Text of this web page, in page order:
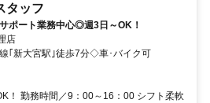
タッフ
ポート業務中心◎週3日～OK！
店
｢新大宮駅｣徒歩7分◇車･バイク可
！ 勤務時間／9：00～16：00 シフト柔軟